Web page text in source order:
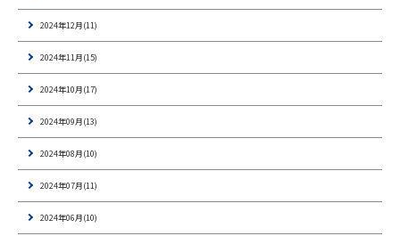
2024年12月(11)
2024年11月(15)
2024年10月(17)
2024年09月(13)
2024年08月(10)
2024年07月(11)
2024年06月(10)